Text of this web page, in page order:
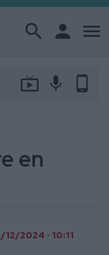
search person menu
live_tv mic phone_android
en
2024 · 10:11